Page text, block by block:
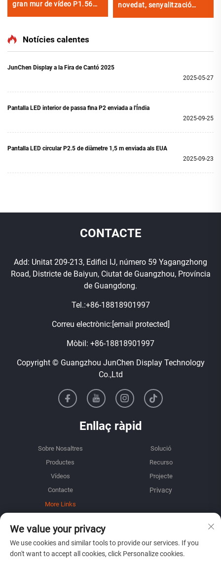
gran mur de vídeo P1.56
cinema domèstic
novedat, senyalització
Notícies calentes
JunChen Display a la Fira de Cantó 2025
2025-05-27
Pantalla LED interior de passa fina P2 enviada a l'Índia
2025-09-25
Pantalla LED circular P2.5 de diàmetre 1,5 m enviada als EUA
2025-09-23
CONTACTE
Add: Unitat 209-213, Edifici IJ, número 59 Yagangzhong
Road, Districte de Baiyun, Ciutat de Guangzhou, Província
de Guangdong.
Tel.:+86-18818901997
Correu electrònic:[email protected]
Mòbil: +86-18818901997
Copyright © Guangzhou JunChen Display Technology
Co.,Ltd
Enllaç ràpid
Sobre Nosaltres
Solució
Productes
Recurso
Vídeos
Projecte
Contacte
More Links
INFORMACIÓ
Inscriu-te per rebre el nostre butlletí setmanal
We value your privacy
We use cookies and similar tools to provide our services. If you
don't want to accept all cookies, click Personalize cookies.